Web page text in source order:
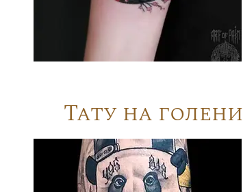
Тату на голени